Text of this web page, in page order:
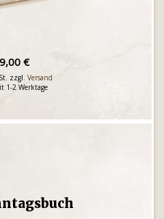
€
zzgl. Versand
1-2 Werktage